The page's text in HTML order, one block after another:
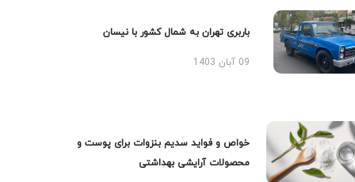
باربری تهران به شمال کشور با نیسان
09 آبان 1403
خواص و فواید سدیم بنزوات برای پوست و
محصولات آرایشی بهداشتی